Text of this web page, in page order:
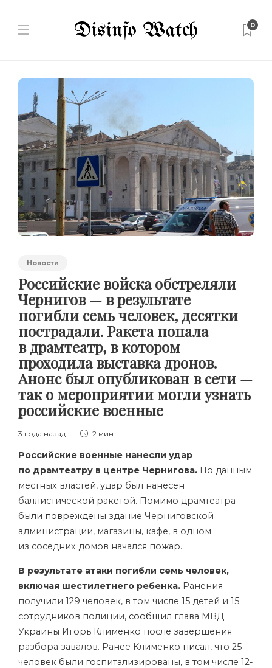
0
Новости
Российские войска обстреляли
Чернигов — в результате
погибли семь человек, десятки
пострадали. Ракета попала
в драмтеатр, в котором
проходила выставка дронов.
Анонс был опубликован в сети —
так о мероприятии могли узнать
российские военные
3 года назад 2 мин
Российские военные нанесли удар
по драмтеатру в центре Чернигова. По данным
местных властей, удар был нанесен
баллистической ракетой. Помимо драмтеатра
были повреждены здание Черниговской
администрации, магазины, кафе, в одном
из соседних домов начался пожар.
В результате атаки погибли семь человек,
включая шестилетнего ребенка. Ранения
получили 129 человек, в том числе 15 детей и 15
сотрудников полиции, сообщил глава МВД
Украины Игорь Клименко после завершения
разбора завалов. Ранее Клименко писал, что 25
человек были госпитализированы, в том числе 12-